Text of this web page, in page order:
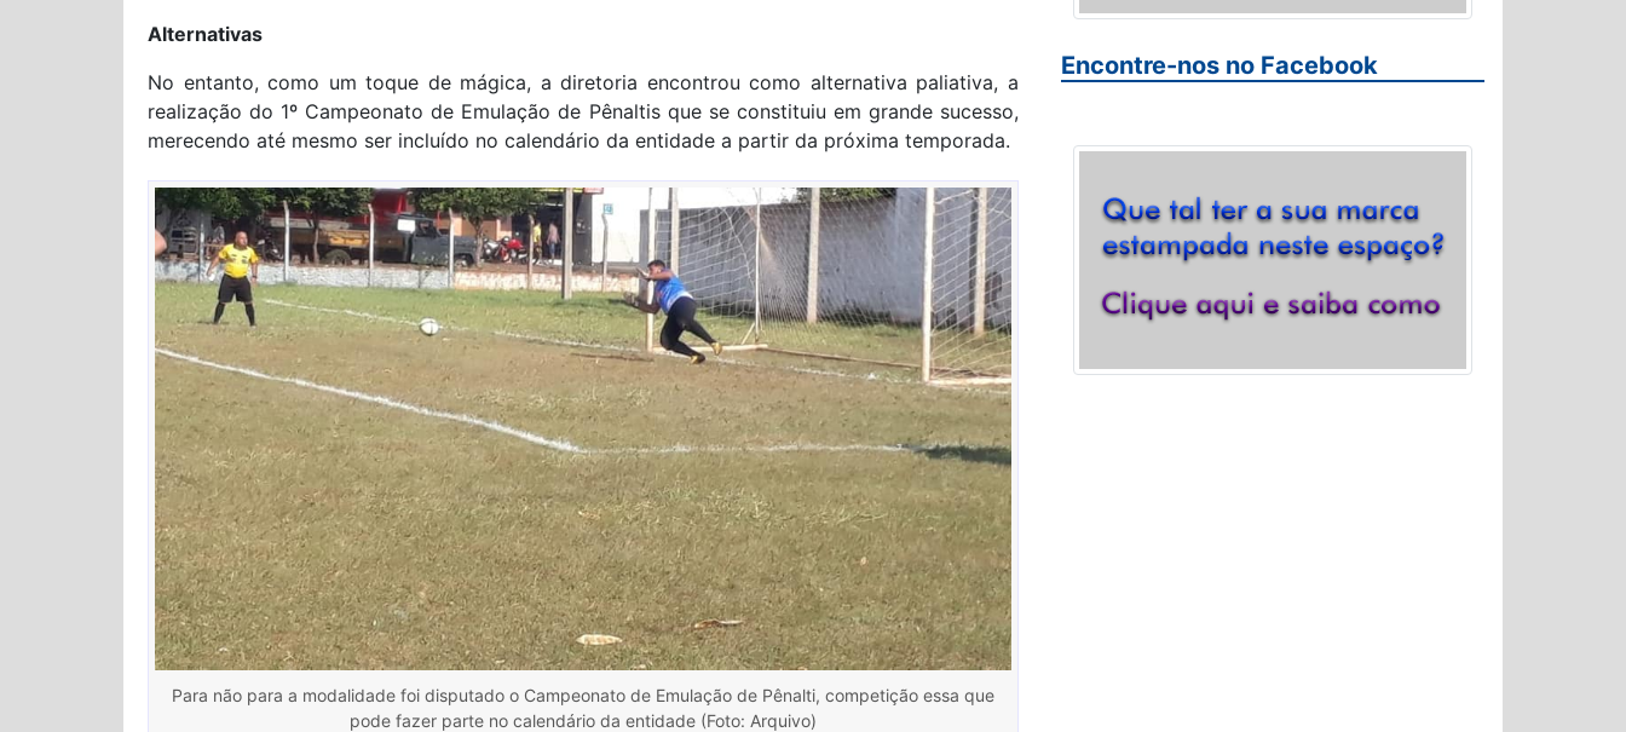
Alternativas
No entanto, como um toque de mágica, a diretoria encontrou como alternativa paliativa, a
realização do 1º Campeonato de Emulação de Pênaltis que se constituiu em grande sucesso,
merecendo até mesmo ser incluído no calendário da entidade a partir da próxima temporada.
Para não para a modalidade foi disputado o Campeonato de Emulação de Pênalti, competição essa que
pode fazer parte no calendário da entidade (Foto: Arquivo)
Encontre-nos no Facebook